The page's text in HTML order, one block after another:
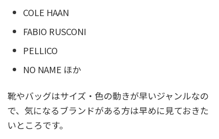
COLE HAAN
FABIO RUSCONI
PELLICO
NO NAME ほか
靴やバッグはサイズ・色の動きが早いジャンルなの
で、気になるブランドがある方は早めに見ておきた
いところです。